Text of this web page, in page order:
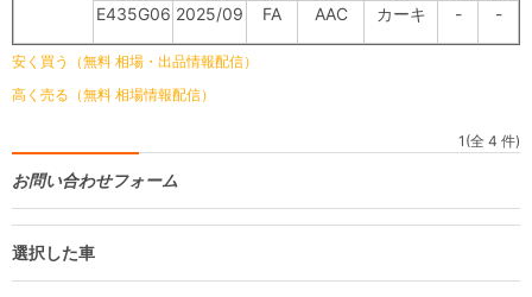
E435G06 2025/09 FA AAC カーキ - -
安く買う（無料 相場・出品情報配信）
高く売る（無料 相場情報配信）
1(全 4 件)
お問い合わせフォーム
選択した車